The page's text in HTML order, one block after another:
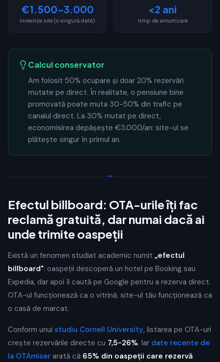
€1.500-3.000
investiție site (o singură dată)
<2 ani
timp de amortizare
Calcul conservator
Am folosit 50% ocupare și doar 20% rezervări
mutate pe direct. În realitate, o pensiune bine
promovată poate muta 30-50% din trafic pe
canalul direct. La 30% mutat pe direct,
economisirea depășește €3.000/an: site-ul se
plătește singur în primul an.
Efectul billboard: OTA-urile îți fac
reclamă gratuită, dar numai dacă ai
unde trimite oaspeții
Există un fenomen studiat academic numit „efectul
billboard": oaspeții descoperă un hotel pe Booking sau
Expedia, dar apoi îl caută pe Google pentru a rezerva direct.
OTA-ul funcționează ca o vitrină; site-ul tău funcționează ca
o casă de marcat.
Conform unui studiu Cornell University, listarea pe OTA-uri
crește rezervările directe cu 7,5-26%. Iar date recente de
la OTAmiser arată că 65% din oaspeții care rezervă